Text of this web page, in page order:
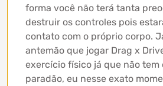
forma você não terá tanta
destruir os controles pois
contato com o próprio corpo.
antemão que jogar Drag x
exercício físico já que não tem
paradão, eu nesse exato